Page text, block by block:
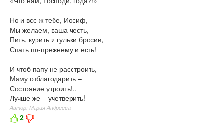
Но и все ж тебе, Иосиф,
Мы желаем, ваша честь,
Пить, курить и гульки бросив,
Спать по-прежнему и есть!
И чтоб папу не расстроить,
Маму отблагодарить –
Состояние утроить!..
Лучше же – учетверить!
Автор: Мария Андреева
2